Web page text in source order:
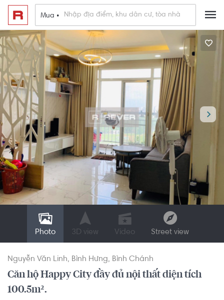
Mua •
Photo 3D view Video Street view
Nguyễn Văn Linh Bình Hưng Bình Chánh
Căn hộ Happy City đầy đủ nội thất diện tích
100.5m².